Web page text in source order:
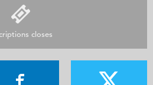
closes